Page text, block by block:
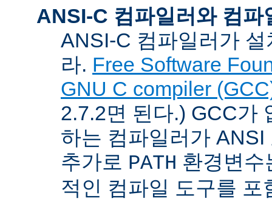
ANSI-C 컴파일러와 컴파
ANSI-C 컴파일러가
라. Free Software
GNU C compiler
2.7.2면 된다.) GCC가
하는 컴파일러가
추가로 PATH 환경변
적인 컴파일 도구를 포